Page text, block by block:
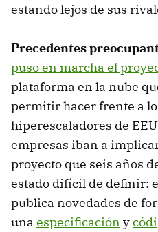
estando lejos de sus
Precedentes
puso en marcha el
plataforma en la nube
permitir hacer frente a
hiperescaladores de
empresas iban a
proyecto que seis años
estado difícil de definir:
publica novedades de
una especificación y